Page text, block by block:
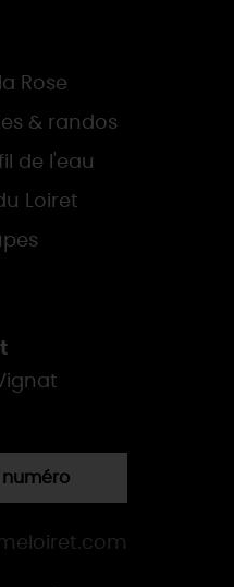
Rose
& randos
de l'eau
Loiret